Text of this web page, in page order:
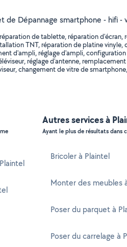
Dépannage smartphone - hifi
de tablette, réparation
TNT, réparation de platine
d'ampli, réglage d'ampli,
réglage d'antenne,
changement de vitre de
Autres services à
Ayant le plus de résultats dans
Bricoler à Plaintel
Monter des meubles
Poser du parquet à
Poser du carrelage à